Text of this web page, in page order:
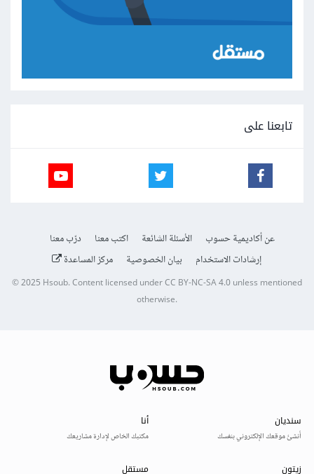
تابعنا على
عن أكاديمية حسوب الأسئلة الشائعة اكتب معنا
درّب معنا
إرشادات الاستخدام
بيان الخصوصية مركز المساعدة
© 2025Hsoub.Content licensed underCC BY-NC-SA 4.0unless mentioned
otherwise.